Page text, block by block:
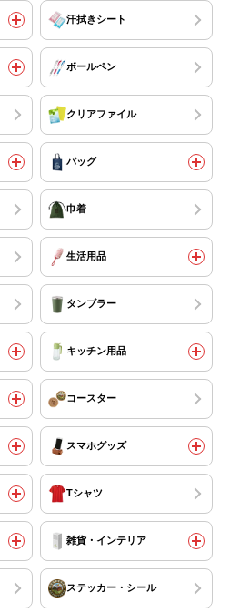
汗拭きシート
ボールペン
クリアファイル
バッグ
巾着
生活用品
タンブラー
キッチン用品
コースター
スマホグッズ
Tシャツ
雑貨・インテリア
ステッカー・シール